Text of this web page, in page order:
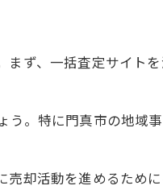
ト集ず、一括査定サイト
。特に門真市の地域
却活動を進めるため